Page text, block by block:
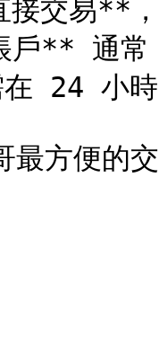
交易**
戶** 通
24 小